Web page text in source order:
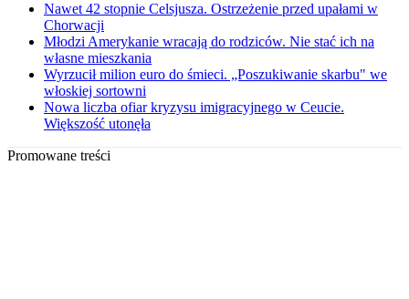
Nawet 42 stopnie Celsjusza. Ostrzeżenie przed upałami w
Chorwacji
Młodzi Amerykanie wracają do rodziców. Nie stać ich na
własne mieszkania
Wyrzucił milion euro do śmieci. „Poszukiwanie skarbu" we
włoskiej sortowni
Nowa liczba ofiar kryzysu imigracyjnego w Ceucie.
Większość utonęła
Promowane treści